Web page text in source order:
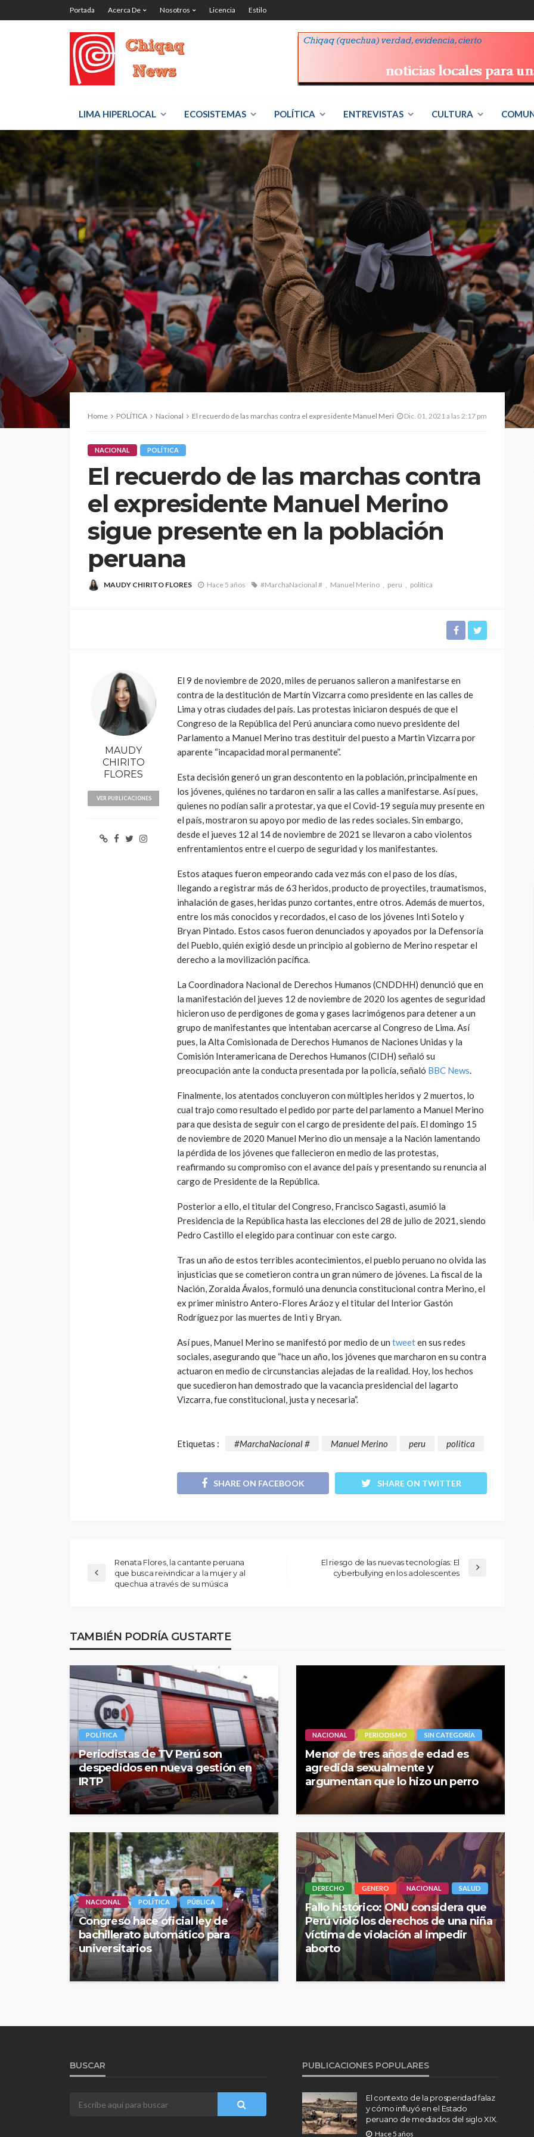
Portada Acerca De Nosotros Licencia Estilo
LIMA HIPERLOCAL ECOSISTEMAS POLÍTICA ENTREVISTAS CULTURA
Home POLÍTICA Nacional El recuerdo de las marchas contra el expresidente Manuel Merino sigue presente en la población peruana
Dic. 01, 2021 a las 2:17 pm
NACIONAL POLÍTICA
El recuerdo de las marchas contra
el expresidente Manuel Merino
sigue presente en la población
peruana
MAUDY CHIRITO FLORES Hace 5 años #MarchaNacional # Manuel Merino peru politica
El 9 de noviembre de 2020, miles de peruanos salieron a manifestarse en
contra de la destitución de Martín Vizcarra como presidente en las calles de
Lima y otras ciudades del país. Las protestas iniciaron después de que el
Congreso de la República del Perú anunciara como nuevo presidente del
Parlamento a Manuel Merino tras destituir del puesto a Martin Vizcarra por
aparente “incapacidad moral permanente”.
Esta decisión generó un gran descontento en la población, principalmente en
los jóvenes, quiénes no tardaron en salir a las calles a manifestarse. Así pues,
quienes no podían salir a protestar, ya que el Covid-19 seguía muy presente en
el país, mostraron su apoyo por medio de las redes sociales. Sin embargo,
desde el jueves 12 al 14 de noviembre de 2021 se llevaron a cabo violentos
enfrentamientos entre el cuerpo de seguridad y los manifestantes.
Estos ataques fueron empeorando cada vez más con el paso de los días,
llegando a registrar más de 63 heridos, producto de proyectiles, traumatismos,
inhalación de gases, heridas punzo cortantes, entre otros. Además de muertos,
entre los más conocidos y recordados, el caso de los jóvenes Inti Sotelo y
Bryan Pintado. Estos casos fueron denunciados y apoyados por la Defensoría
del Pueblo, quién exigió desde un principio al gobierno de Merino respetar el
derecho a la movilización pacífica.
La Coordinadora Nacional de Derechos Humanos (CNDDHH) denunció que en
la manifestación del jueves 12 de noviembre de 2020 los agentes de seguridad
hicieron uso de perdigones de goma y gases lacrimógenos para detener a un
grupo de manifestantes que intentaban acercarse al Congreso de Lima. Así
pues, la Alta Comisionada de Derechos Humanos de Naciones Unidas y la
Comisión Interamericana de Derechos Humanos (CIDH) señaló su
preocupación ante la conducta presentada por la policía, señaló BBC News.
Finalmente, los atentados concluyeron con múltiples heridos y 2 muertos, lo
cual trajo como resultado el pedido por parte del parlamento a Manuel Merino
para que desista de seguir con el cargo de presidente del país. El domingo 15
de noviembre de 2020 Manuel Merino dio un mensaje a la Nación lamentando
la pérdida de los jóvenes que fallecieron en medio de las protestas,
reafirmando su compromiso con el avance del país y presentando su renuncia al
cargo de Presidente de la República.
Posterior a ello, el titular del Congreso, Francisco Sagasti, asumió la
Presidencia de la República hasta las elecciones del 28 de julio de 2021, siendo
Pedro Castillo el elegido para continuar con este cargo.
Tras un año de estos terribles acontecimientos, el pueblo peruano no olvida las
injusticias que se cometieron contra un gran número de jóvenes. La fiscal de la
Nación, Zoraida Ávalos, formuló una denuncia constitucional contra Merino, el
ex primer ministro Antero-Flores Aráoz y el titular del Interior Gastón
Rodríguez por las muertes de Inti y Bryan.
Así pues, Manuel Merino se manifestó por medio de un tweeten sus redes
sociales, asegurando que “hace un año, los jóvenes que marcharon en su contra
actuaron en medio de circunstancias alejadas de la realidad. Hoy, los hechos
que sucedieron han demostrado que la vacancia presidencial del lagarto
Vizcarra, fue constitucional, justa y necesaria”.
Etiquetas : #MarchaNacional # Manuel Merino peru politica
SHARE ON FACEBOOK SHARE ON TWITTER
MAUDY
CHIRITO
FLORES
VER PUBLICACIONES
Renata Flores, la cantante peruana
que busca reivindicar a la mujer y al
quechua a través de su música
El riesgo de las nuevas tecnologías: El
cyberbullying en los adolescentes
TAMBIÉN PODRÍA GUSTARTE
POLÍTICA
Periodistas de TV Perú son
despedidos en nueva gestión en
IRTP
NACIONAL PERIODISMO SIN CATEGORÍA
Menor de tres años de edad es
agredida sexualmente y
argumentan que lo hizo un perro
NACIONAL POLÍTICA PÚBLICA
Congreso hace oficial ley de
bachillerato automático para
universitarios
DERECHO GENERO NACIONAL SALUD
Fallo histórico: ONU considera que
Perú violó los derechos de una niña
víctima de violación al impedir
aborto
despedidos en nueva
gestión en IRTP
1.11K
TEATRO
revitalización del teatro
peruano post pandemia
BUSCAR PUBLICACIONES POPULARES
El contexto de la prosperidad falaz
y cómo influyó en el Estado
peruano de mediados del siglo XIX.
Hace 5 años